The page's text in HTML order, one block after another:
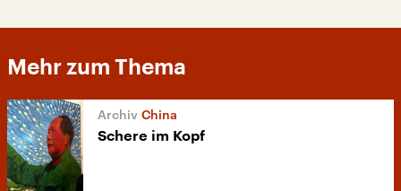
Mehr zum Thema
China
Schere im Kopf